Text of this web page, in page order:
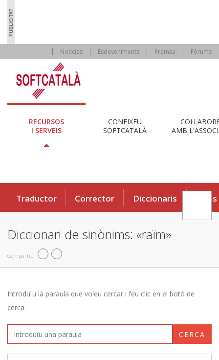
Notícies Esdeveniments Premsa Fòrums
RECURSOS
I SERVEIS
CONEIXEU
SOFTCATALÀ
AMB
Traductor Corrector Diccionaris Eines
Diccionari de sinònims: «raïm»
Compartiu
Introduïu la paraula que voleu cercar i feu clic en el botó de
cerca.
CERCA